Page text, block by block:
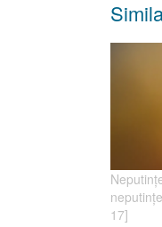
17]